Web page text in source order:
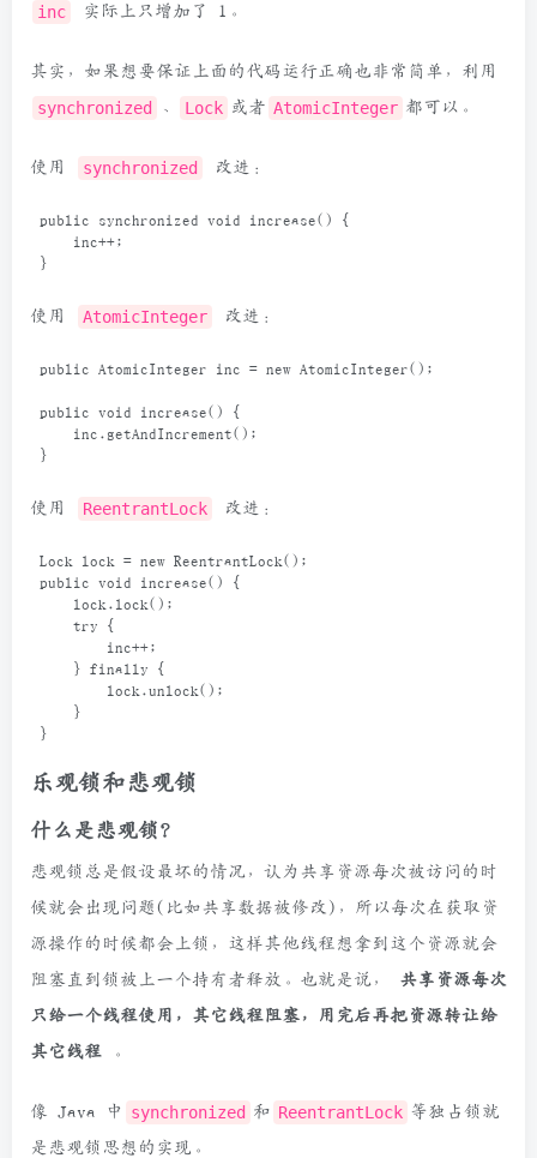
inc 实际上只增加了 1。
其实，如果想要保证上面的代码运行正确也非常简单，利用
synchronized 、 Lock 或者 AtomicInteger 都可以。
使用 synchronized 改进：
public synchronized void increase() {
inc++;
}
使用 AtomicInteger 改进：
public AtomicInteger inc = new AtomicInteger();
public void increase() {
inc . getAndIncrement();
}
使用 ReentrantLock 改进：
Lock lock = new ReentrantLock();
public
void increase() {
lock . lock();
try {
inc++;
} finally {
lock .unlock();
}
}
乐观锁和悲观锁
什么是悲观锁？
悲观锁总是假设最坏的情况，认为共享资源每次被访问的时
候就会出现问题(比如共享数据被修改)，所以每次在获取资
源操作的时候都会上锁，这样其他线程想拿到这个资源就会
阻塞直到锁被上一个持有者释放。也就是说， 共享资源每次
只给一个线程使用，其它线程阻塞，用完后再把资源转让给
其它线程
。
像 Java 中 synchronized 和 ReentrantLock 等独占锁就
是悲观锁思想的实现。